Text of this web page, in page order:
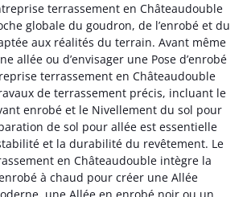
terrassement en Châteaudouble
globale du goudron, de l’enrobé et du
aux réalités du terrain. Avant même
allée ou d’envisager une Pose d’enrobé
terrassement en Châteaudouble
de terrassement précis, incluant le
enrobé et le Nivellement du sol pour
de sol pour allée est essentielle
et la durabilité du revêtement. Le
en Châteaudouble intègre la
à chaud pour créer une Allée